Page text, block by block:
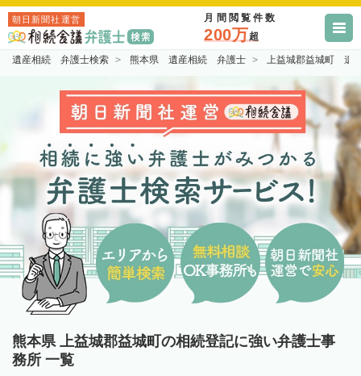
朝日新聞社運営 月間閲覧件数
200万超
遺産相続 弁護士検索 熊本県 遺産相続 弁護士 上益城郡益城町 遺
熊本県 上益城郡益城町の相続登記に強い弁護士事
務所 一覧